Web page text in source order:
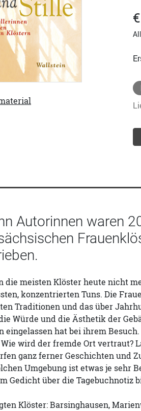
Autorinnen waren
die meisten Klöster heute nicht
konzentrierten Tuns. Die
Traditionen und das über
Würde und die Ästhetik der
eingelassen hat bei ihrem
wird der fremde Ort vertraut?
ganz ferner Geschichten und
Umgebung ist etwas je sehr
Gedicht über die
Klöster: Barsinghausen,